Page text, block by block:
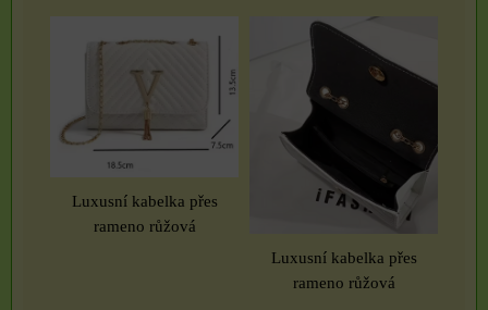
Luxusní kabelka přes
rameno růžová
Luxusní kabelka přes
rameno růžová